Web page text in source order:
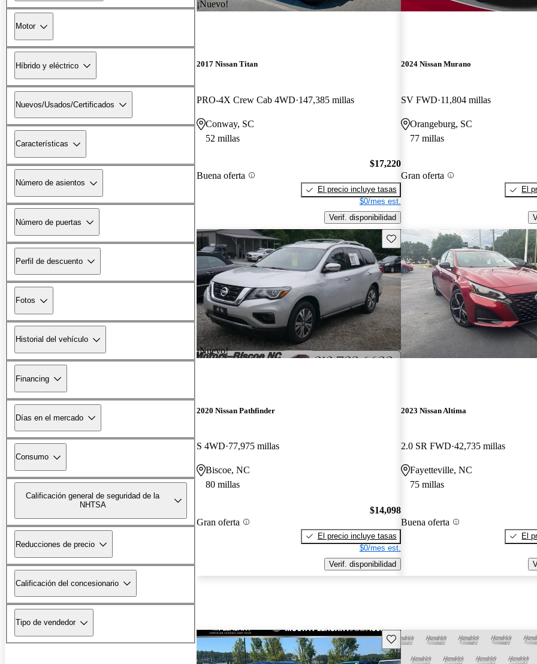
Motor
Híbrido y eléctrico
Nuevos/Usados/Certificados
Características
Número de asientos
Número de puertas
Perfil de descuento
Fotos
Historial del vehículo
Financing
Días en el mercado
Consumo
Calificación general de seguridad de la
NHTSA
Reducciones de precio
Calificación del concesionario
Tipo de vendedor
¡Nuevo!
2017 Nissan Titan
PRO-4X Crew Cab 4WD 147,385 millas
Conway, SC
52 millas
Buena oferta
$17,220
El precio incluye tasas
$0/mes est.
Verif. disponibilidad
2024 Nissan Murano
SV FWD 11,804 millas
Orangeburg, SC
77 millas
Gran oferta
El
¡Nuevo!
Guarda este Aviso
2020 Nissan Pathfinder
S 4WD 77,975 millas
Biscoe, NC
80 millas
Gran oferta
$14,098
El precio incluye tasas
$0/mes est.
Verif. disponibilidad
2023 Nissan Altima
2.0 SR FWD 42,735 millas
Fayetteville, NC
75 millas
Buena oferta
El
Guarda este Aviso